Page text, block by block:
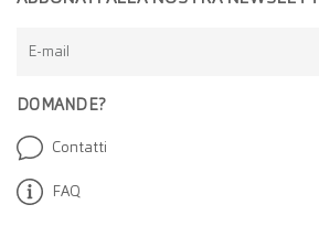
DOMANDE?
Contatti
FAQ
E-mail